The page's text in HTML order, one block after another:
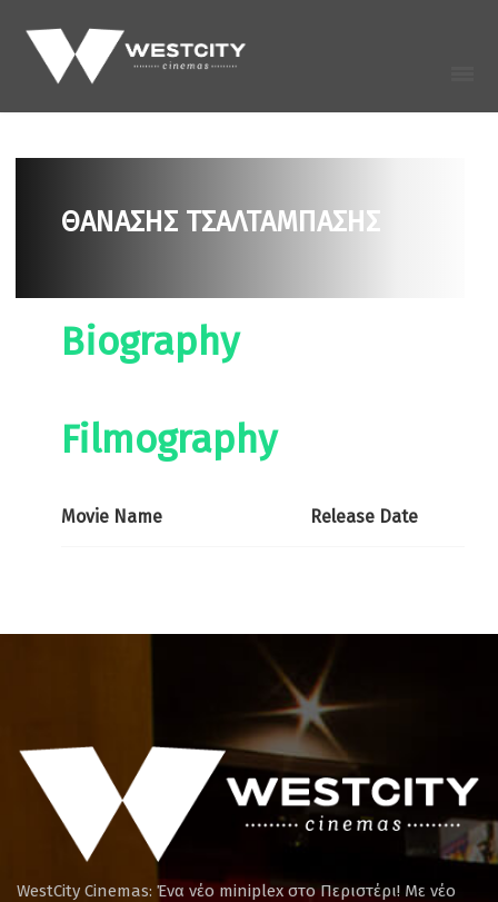
ΘΑΝΑΣΗΣ ΤΣΑΛΤΑΜΠΑΣΗΣ
Biography
Filmography
Movie Name Release Date
WestCity Cinemas: Ένα νέο miniplex στο Περιστέρι! Mε νέο